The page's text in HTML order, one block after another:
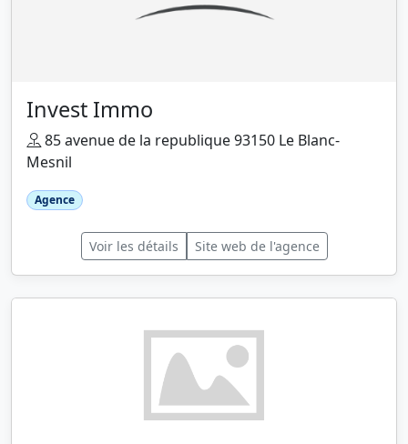
Invest Immo
85 avenue de la republique 93150 Le Blanc-
Mesnil
Agence
Voir les détails Site web de l'agence